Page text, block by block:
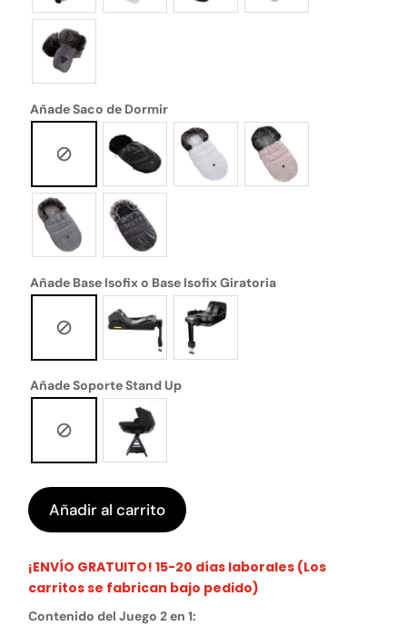
Añade Saco de Dormir
Añade Base Isofix o Base Isofix Giratoria
Añade Soporte Stand Up
Añadir al carrito
¡ENVÍO GRATUITO! 15-20 días laborales (Los
carritos se fabrican bajo pedido)
Contenido del Juego 2 en 1: